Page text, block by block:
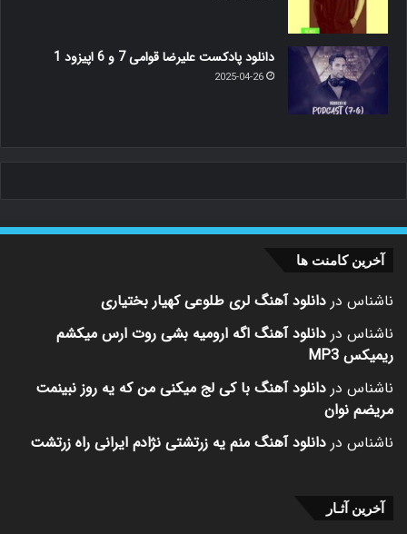
دانلود پادکست علیرضا قوامی 7 و 6 اپیزود 1
2025-04-26
آخرین کامنت ها
ناشناس در دانلود آهنگ لری طلوعی کهیار بختیاری
ناشناس در دانلود آهنگ اگه ارومیه بشی روت ارس میکشم
ریمیکس MP3
ناشناس در دانلود آهنگ با کی لج میکنی من که یه روز نبینمت
مریضم نوان
ناشناس در دانلود آهنگ منم یه زرتشتی نژادم ایرانی راه زرتشت
آخرین آثـار